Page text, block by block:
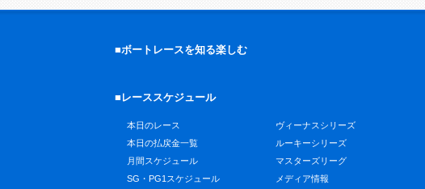
■ボートレースを知る楽しむ
■レーススケジュール
本日のレース
本日の払戻金一覧
月間スケジュール
SG・PG1スケジュール
ヴィーナスシリーズ
ルーキーシリーズ
マスターズリーグ
メディア情報